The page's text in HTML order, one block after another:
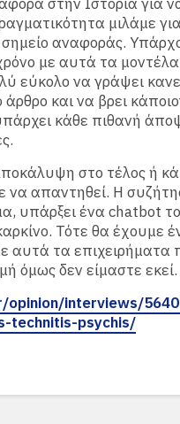
μιλάμε
αναφοράς.
με αυτά τα μοντέλα
εύκολο να γράψει
άρθρο και να βρει
κάθε πιθανή
στο τέλος ή
απαντηθεί. Η
υπάρξει ένα chatbot
Τότε θα έχουμε
αυτά τα επιχειρήματα
όμως δεν είμαστε εκεί.
opinion/interviews/
technitis-psychis/